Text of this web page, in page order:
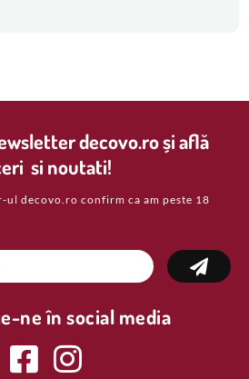
decovo.ro și află
si noutati!
ul decovo.ro confirm ca am peste 18
ne în social media